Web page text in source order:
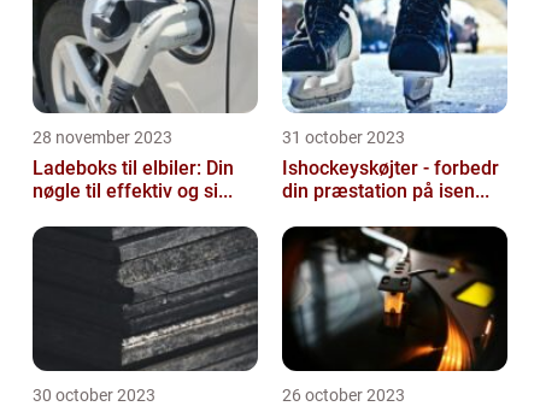
28 november 2023
Ladeboks til elbiler: Din
nøgle til effektiv og si...
31 october 2023
Ishockeyskøjter - forbedr
din præstation på isen...
30 october 2023 26 october 2023